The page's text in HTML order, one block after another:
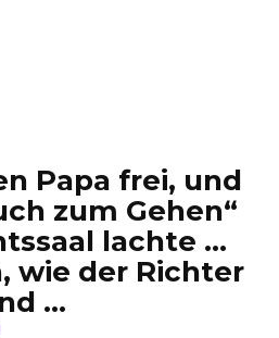
Papa frei, und
zum Gehen“
lachte …
wie der Richter
…